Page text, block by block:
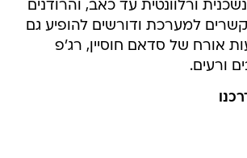
ורלוונטית עד כאב, והרודנים
למערכת ודורשים להופיע גם
אורח של סדאם חוסיין, רג'פ
ורעים.